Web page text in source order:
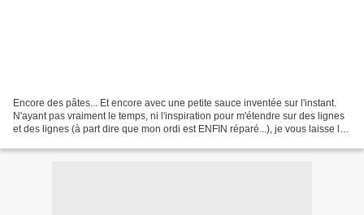
Encore des pâtes... Et encore avec une petite sauce inventée sur l'instant.
N'ayant pas vraiment le temps, ni l'inspiration pour m'étendre sur des lignes
et des lignes (à part dire que mon ordi est ENFIN réparé...), je vous laisse lire